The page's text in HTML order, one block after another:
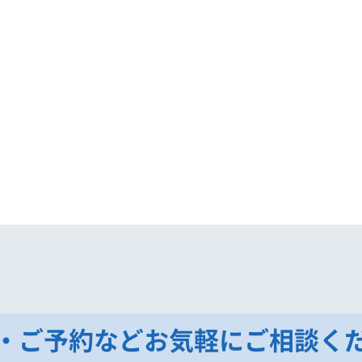
ご予約などお気軽にご相談く